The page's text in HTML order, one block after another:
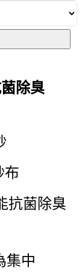
除臭
布
抗菌除臭
集中